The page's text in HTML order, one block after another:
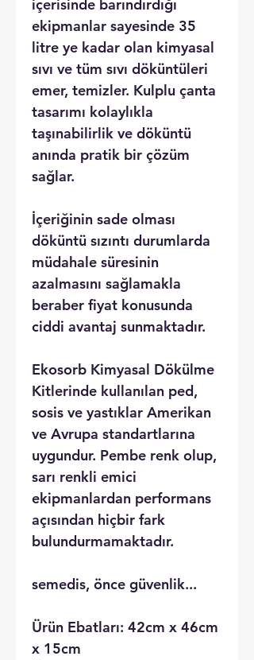
içerisinde barındırdığı
ekipmanlar sayesinde 35
litre ye kadar olan kimyasal
sıvı ve tüm sıvı döküntüleri
emer, temizler. Kulplu çanta
tasarımı kolaylıkla
taşınabilirlik ve döküntü
anında pratik bir çözüm
sağlar.
İçeriğinin sade olması
döküntü sızıntı durumlarda
müdahale süresinin
azalmasını sağlamakla
beraber fiyat konusunda
ciddi avantaj sunmaktadır.
Ekosorb Kimyasal Dökülme
Kitlerinde kullanılan ped,
sosis ve yastıklar Amerikan
ve Avrupa standartlarına
uygundur. Pembe renk olup,
sarı renkli emici
ekipmanlardan performans
açısından hiçbir fark
bulundurmamaktadır.
semedis, önce güvenlik...
Ürün Ebatları: 42cm x 46cm
x 15cm